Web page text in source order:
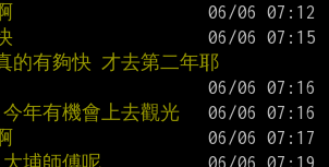
的有夠快 才去第二年耶
年有機會上去觀光
埔師傅呢